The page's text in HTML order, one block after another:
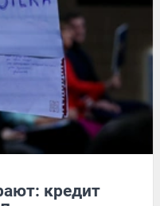
кредит